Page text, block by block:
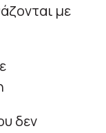
με
δεν